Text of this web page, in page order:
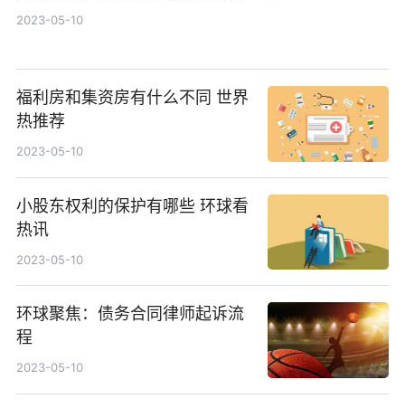
2023-05-10
福利房和集资房有什么不同 世界
热推荐
2023-05-10
小股东权利的保护有哪些 环球看
热讯
2023-05-10
环球聚焦：债务合同律师起诉流
程
2023-05-10